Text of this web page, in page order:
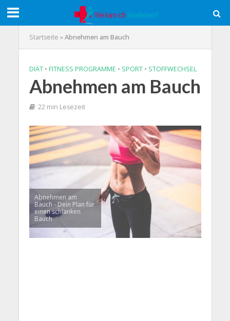
Startseite »Abnehmen am Bauch
DIÄT • FITNESS PROGRAMME • SPORT • STOFFWECHSEL
Abnehmen am Bauch
22 min Lesezeit
Abnehmen am
Bauch - Dein Plan für
einen schlanken
Bauch